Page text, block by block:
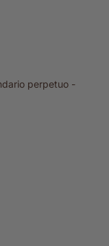
perpetuo -